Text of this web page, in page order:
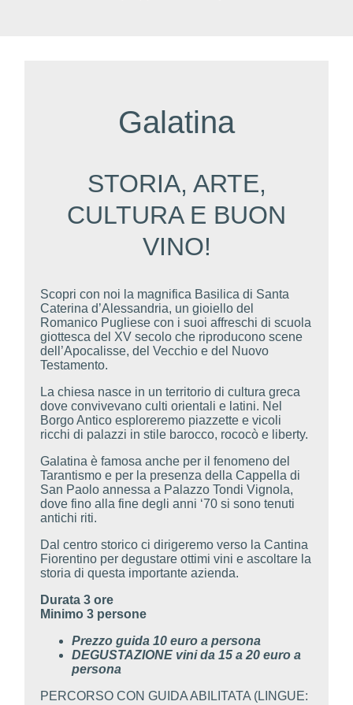
Galatina
STORIA, ARTE,
CULTURA E BUON
VINO!
Scopri con noi la magnifica Basilica di Santa
Caterina d’Alessandria, un gioiello del
Romanico Pugliese con i suoi affreschi di scuola
giottesca del XV secolo che riproducono scene
dell’Apocalisse, del Vecchio e del Nuovo
Testamento.
La chiesa nasce in un territorio di cultura greca
dove convivevano culti orientali e latini. Nel
Borgo Antico esploreremo piazzette e vicoli
ricchi di palazzi in stile barocco, rococò e liberty.
Galatina è famosa anche per il fenomeno del
Tarantismo e per la presenza della Cappella di
San Paolo annessa a Palazzo Tondi Vignola,
dove fino alla fine degli anni ‘70 si sono tenuti
antichi riti.
Dal centro storico ci dirigeremo verso la Cantina
Fiorentino per degustare ottimi vini e ascoltare la
storia di questa importante azienda.
Durata 3 ore
Minimo 3 persone
Prezzo guida 10 euro a persona
DEGUSTAZIONE vini da 15 a 20 euro a
persona
PERCORSO CON GUIDA ABILITATA (LINGUE: